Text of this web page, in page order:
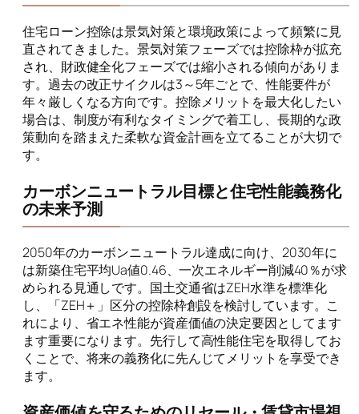
住宅ローン控除は景気対策と環境政策によって頻繁に見
直されてきました。景気対策フェーズでは控除枠が拡充
され、財政健全化フェーズでは縮小される傾向がありま
す。過去の改正サイクルは3～5年ごとで、性能要件が
年々厳しくなる方向です。控除メリットを最大化したい
場合は、制度が有利なタイミングで着工し、長期的な政
策動向を踏まえた柔軟な資金計画を立てることが大切で
す。
カーボンニュートラル目標と住宅性能義務化
の未来予測
2050年のカーボンニュートラル達成に向け、2030年に
は新築住宅平均Ua値0.46、一次エネルギー削減40％が求
められる見通しです。国土交通省はZEH水準を標準化
し、「ZEH＋」区分の控除枠創設を検討しています。こ
れにより、省エネ性能が資産価値の決定要因としてます
ます重要になります。先行して高性能住宅を取得してお
くことで、将来の義務化に先んじてメリットを享受でき
ます。